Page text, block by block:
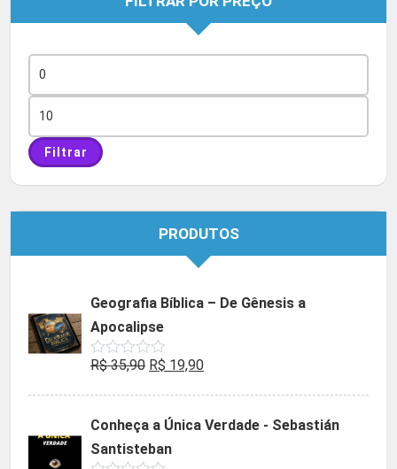
mínimo
máximo
Filtrar
PRODUTOS
Geografia Bíblica – De Gênesis a
Apocalipse
Avaliação
de
R$35,90 O
era:
R$ 35,90.
R$ 19,90O
é:
Conheça a Única Verdade - Sebastián
Santisteban